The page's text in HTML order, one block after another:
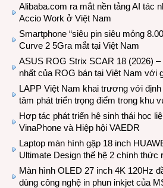
Alibaba.com ra mắt nền tảng AI tác
Accio Work ở Việt Nam
Smartphone “siêu pin siêu mỏng
Curve 2 5Gra mắt tại Việt Nam
ASUS ROG Strix SCAR 18 (2026)
nhất của ROG bán tại Việt Nam với
LAPP Việt Nam khai trương với
tâm phát triển trọng điểm trong khu
Hợp tác phát triển hệ sinh thái học
VinaPhone và Hiệp hội VAEDR
Laptop màn hình gập 18 inch
Ultimate Design thế hệ 2 chính thức
Màn hình OLED 27 inch 4K 120Hz
dùng công nghệ in phun inkjet của